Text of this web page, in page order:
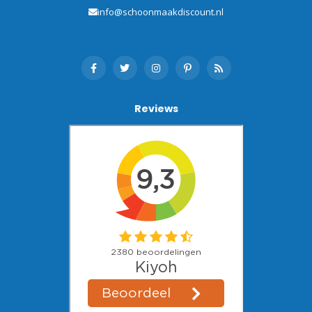
info@schoonmaakdiscount.nl
Reviews